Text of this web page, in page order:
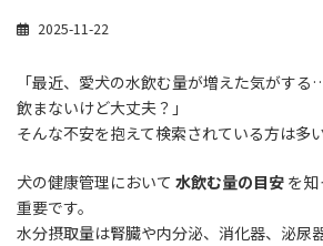
2025-11-22
「最近、愛犬の水飲む量が増えた気がす
飲まないけど大丈夫？」
そんな不安を抱えて検索されている方は多
犬の健康管理において 水飲む量の目安 を知
重要です。
水分摂取量は腎臓や内分泌、消化器、泌尿